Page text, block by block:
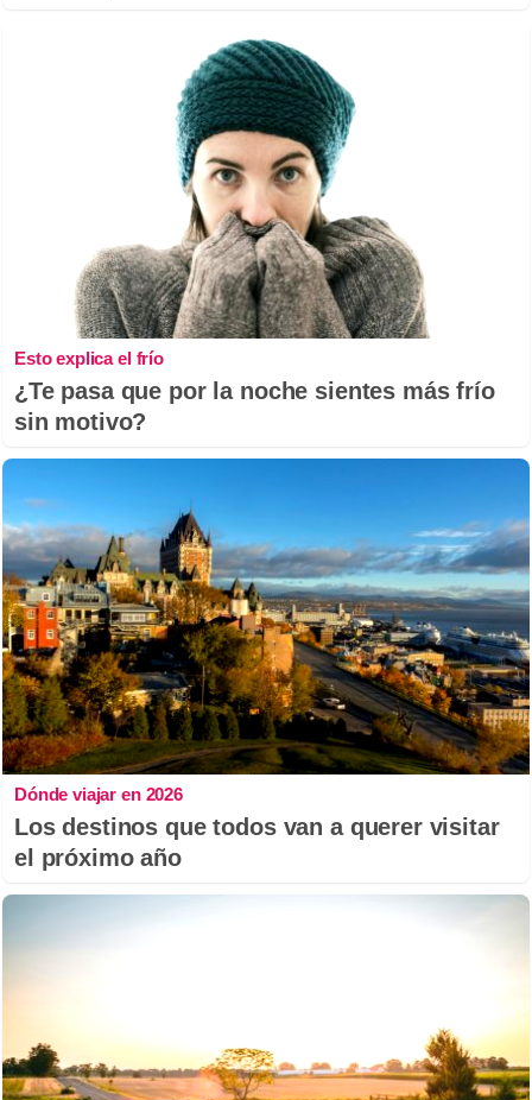
Esto explica el frío
¿Te pasa que por la noche sientes más frío
sin motivo?
Dónde viajar en 2026
Los destinos que todos van a querer visitar
el próximo año